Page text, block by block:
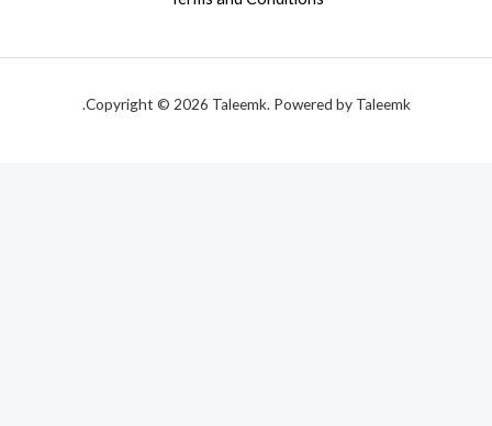
Copyright © 2026 Taleemk. Powered by Taleemk.